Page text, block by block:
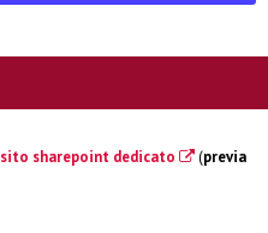
sito sharepoint dedicato (previa